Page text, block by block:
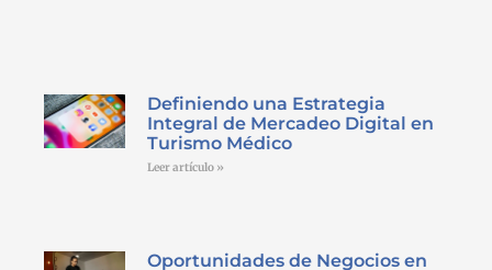
Definiendo una Estrategia
Integral de Mercadeo Digital en
Turismo Médico
Leer artículo »
Oportunidades de Negocios en